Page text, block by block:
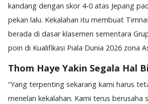
kandang dengan skor 4-0 atas Jepang
pekan lalu. Kekalahan itu membuat
berada di dasar klasemen sementara
poin di Kualifikasi Piala Dunia 2026 zona
Thom Haye Yakin Segala Hal
“Yang terpenting sekarang kami harus
menelan kekalahan. Kami terus berusaha